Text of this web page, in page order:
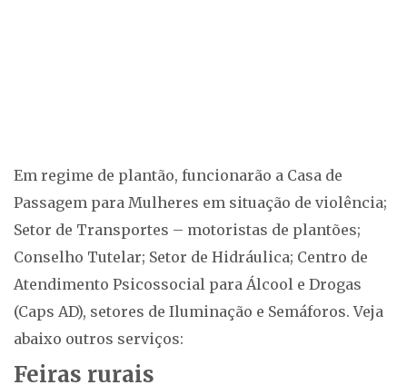
Em regime de plantão, funcionarão a Casa de
Passagem para Mulheres em situação de violência;
Setor de Transportes – motoristas de plantões;
Conselho Tutelar; Setor de Hidráulica; Centro de
Atendimento Psicossocial para Álcool e Drogas
(Caps AD), setores de Iluminação e Semáforos. Veja
abaixo outros serviços:
Feiras rurais